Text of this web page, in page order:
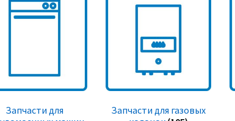
Запчасти для
Запчасти для газовых